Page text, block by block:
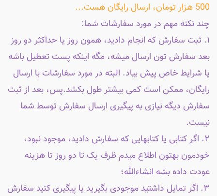
500 هزار تومان، ارسال رایگان هست...
چند نکته مهم در مورد سفارشات شما:
۱. ثبت سفارش که انجام دادید، همون روز یا حداکثر دو روز
بعد سفارش تون ارسال میشه، مگه اینکه پست تعطیل باشه
یا شرایط خاص پیش بیاد. البته در مورد سفارشات با ارسال
رایگان، ممکن است کمی بیشتر طول بکشد.پس، بعد از ثبت
سفارش دیگه نیازی به پیگیری ارسال سفارش توسط شما
نیست.
۲. اگر کتابی یا کتابهایی که سفارش دادید، موجود نبود،
خودمون بهتون اطلاع میدم ظرف یک تا دو روز تا هزینه
عودت داده بشه انشاءالله؛
۳. اگر تمایل داشتید موجودی بگیرید یا پیگیری کنید سفارش